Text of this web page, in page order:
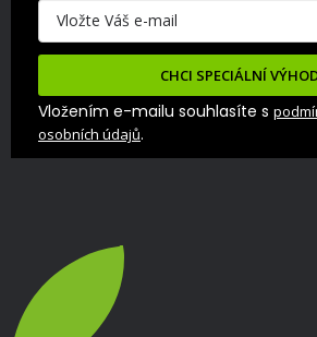
CHCI SPECIÁLNÍ
Vložením e-mailu souhlasíte s
osobních údajů.